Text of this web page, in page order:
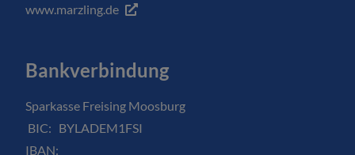
www.marzling.de
Bankverbindung
Sparkasse Freising Moosburg
BIC: BYLADEM1FSI
IBAN: